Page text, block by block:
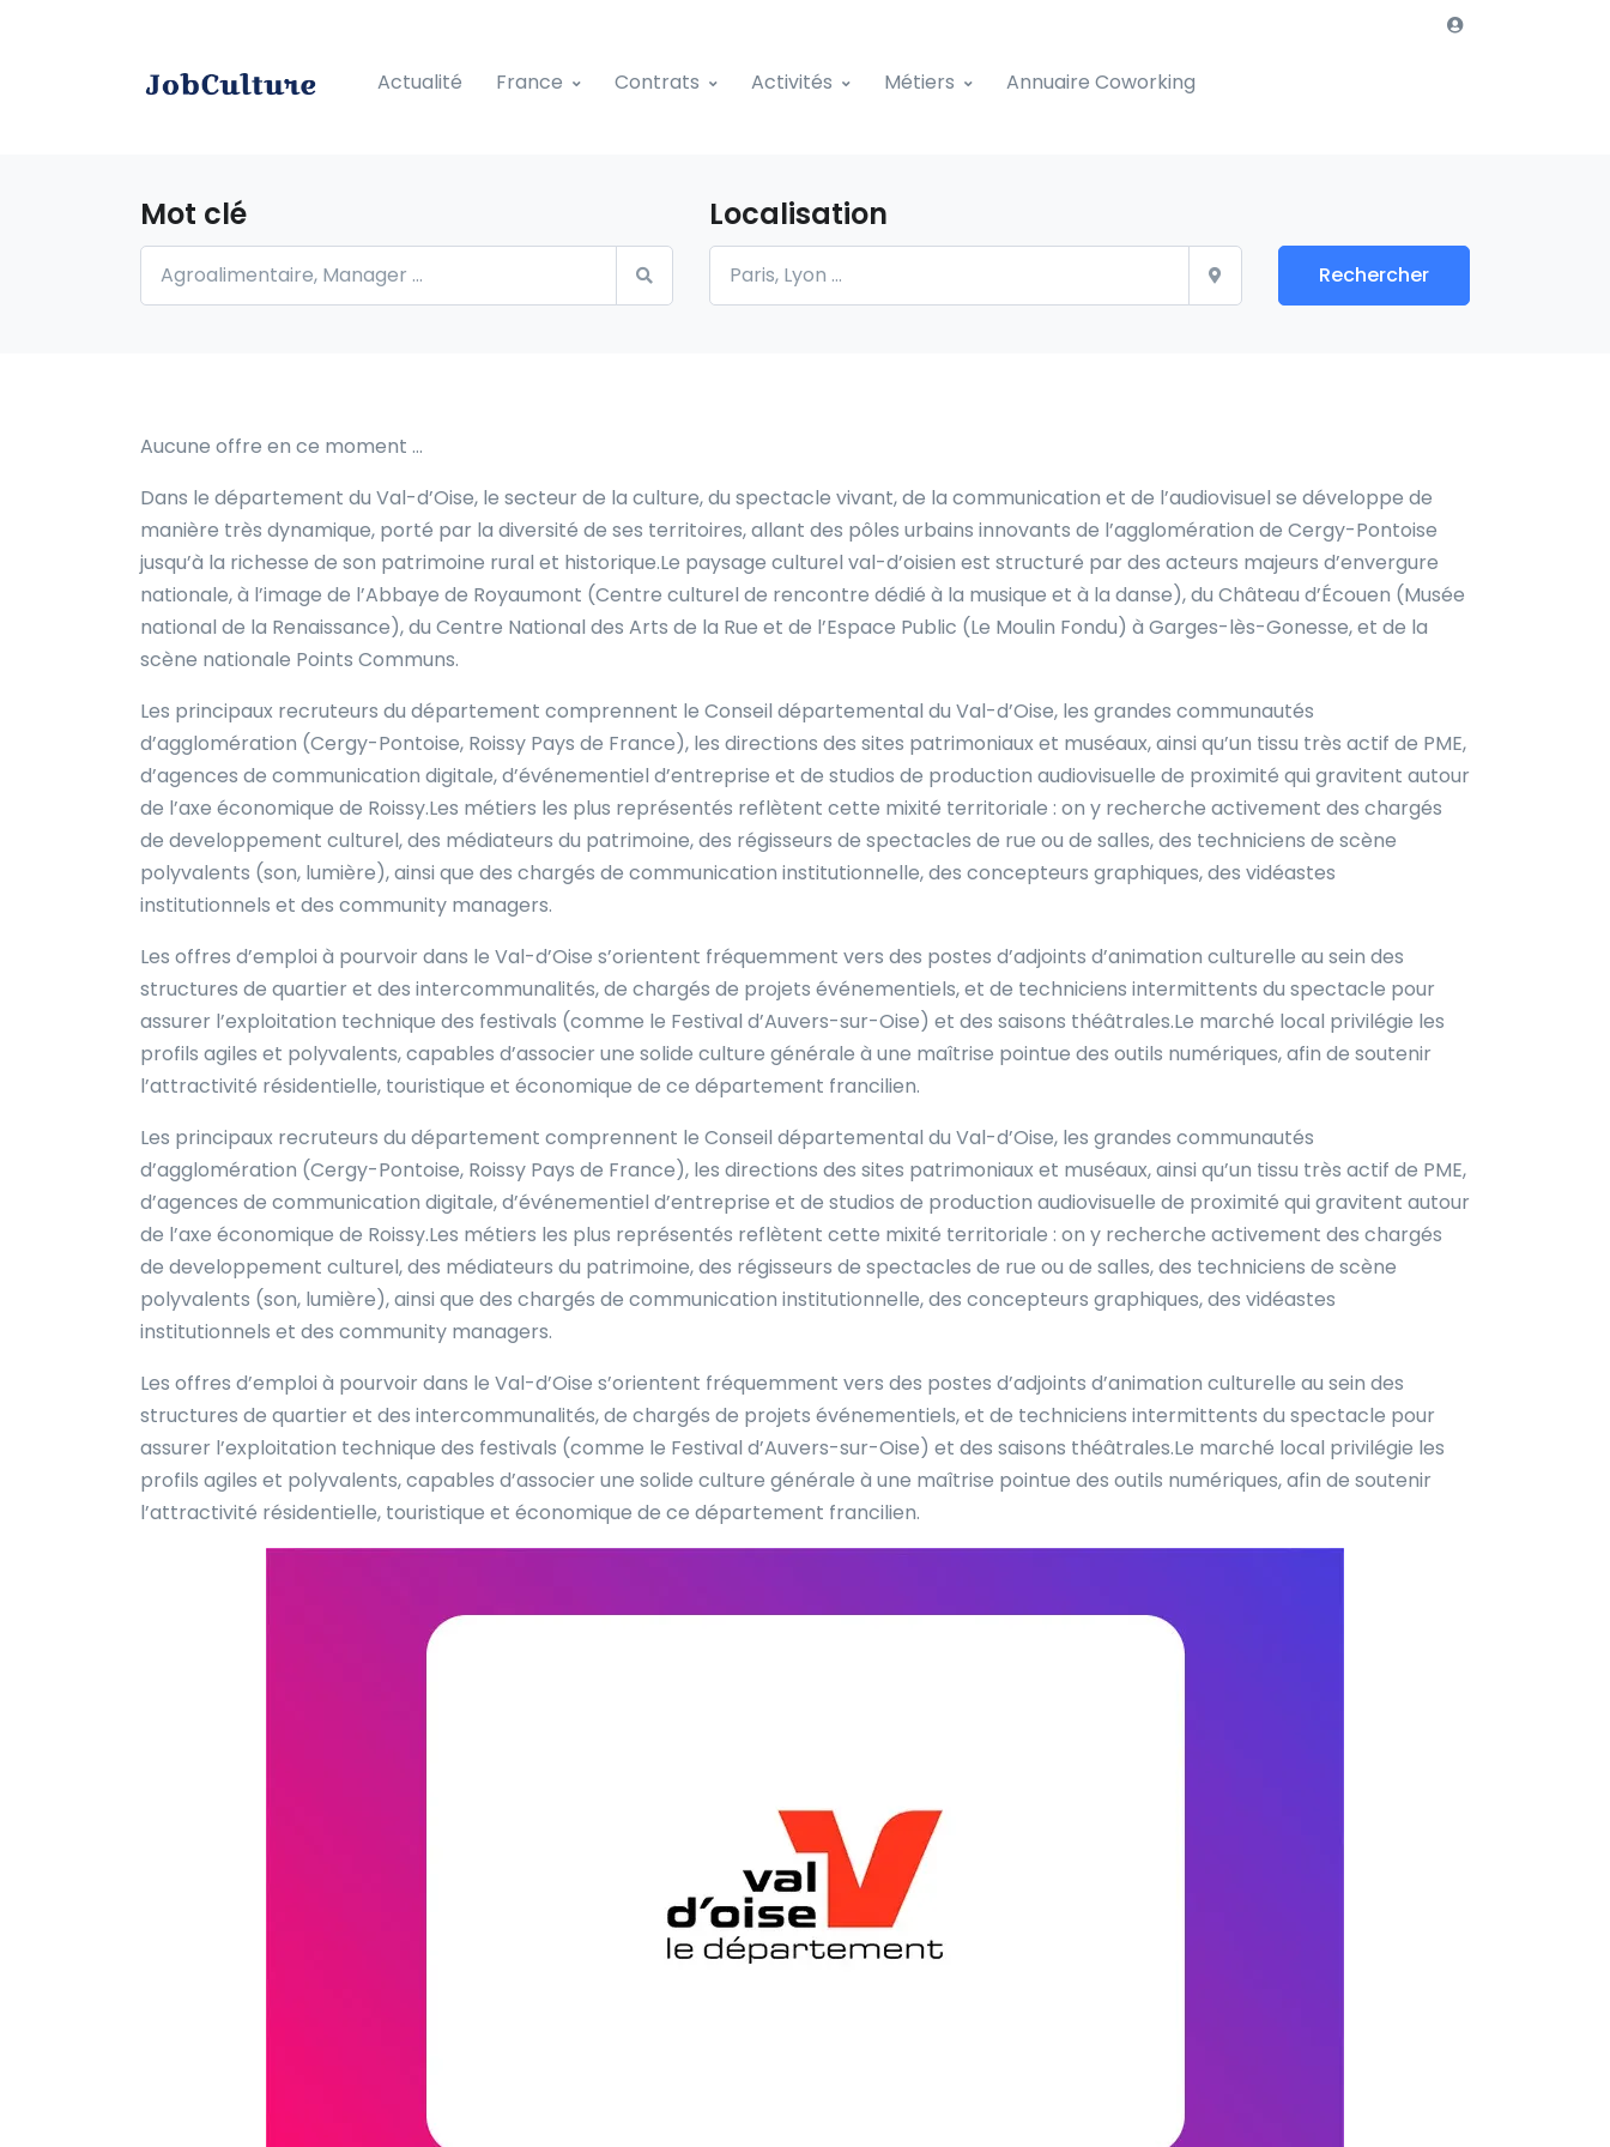
Actualité France Contrats Activités Métiers Annuaire Coworking
Mot clé Localisation
Rechercher
Aucune offre en ce moment …
Dans le département du Val-d’Oise, le secteur de la culture, du spectacle vivant, de la communication et de l’audiovisuel se développe de
manière très dynamique, porté par la diversité de ses territoires, allant des pôles urbains innovants de l’agglomération de Cergy-Pontoise
jusqu’à la richesse de son patrimoine rural et historique.Le paysage culturel val-d’oisien est structuré par des acteurs majeurs d’envergure
nationale, à l’image de l’Abbaye de Royaumont (Centre culturel de rencontre dédié à la musique et à la danse), du Château d’Écouen (Musée
national de la Renaissance), du Centre National des Arts de la Rue et de l’Espace Public (Le Moulin Fondu) à Garges-lès-Gonesse, et de la
scène nationale Points Communs.
Les principaux recruteurs du département comprennent le Conseil départemental du Val-d’Oise, les grandes communautés
d’agglomération (Cergy-Pontoise, Roissy Pays de France), les directions des sites patrimoniaux et muséaux, ainsi qu’un tissu très actif de PME,
d’agences de communication digitale, d’événementiel d’entreprise et de studios de production audiovisuelle de proximité qui gravitent autour
de l’axe économique de Roissy.Les métiers les plus représentés reflètent cette mixité territoriale : on y recherche activement des chargés
de developpement culturel, des médiateurs du patrimoine, des régisseurs de spectacles de rue ou de salles, des techniciens de scène
polyvalents (son, lumière), ainsi que des chargés de communication institutionnelle, des concepteurs graphiques, des vidéastes
institutionnels et des community managers.
Les offres d’emploi à pourvoir dans le Val-d’Oise s’orientent fréquemment vers des postes d’adjoints d’animation culturelle au sein des
structures de quartier et des intercommunalités, de chargés de projets événementiels, et de techniciens intermittents du spectacle pour
assurer l’exploitation technique des festivals (comme le Festival d’Auvers-sur-Oise) et des saisons théâtrales.Le marché local privilégie les
profils agiles et polyvalents, capables d’associer une solide culture générale à une maîtrise pointue des outils numériques, afin de soutenir
l’attractivité résidentielle, touristique et économique de ce département francilien.
Les principaux recruteurs du département comprennent le Conseil départemental du Val-d’Oise, les grandes communautés
d’agglomération (Cergy-Pontoise, Roissy Pays de France), les directions des sites patrimoniaux et muséaux, ainsi qu’un tissu très actif de PME,
d’agences de communication digitale, d’événementiel d’entreprise et de studios de production audiovisuelle de proximité qui gravitent autour
de l’axe économique de Roissy.Les métiers les plus représentés reflètent cette mixité territoriale : on y recherche activement des chargés
de developpement culturel, des médiateurs du patrimoine, des régisseurs de spectacles de rue ou de salles, des techniciens de scène
polyvalents (son, lumière), ainsi que des chargés de communication institutionnelle, des concepteurs graphiques, des vidéastes
institutionnels et des community managers.
Les offres d’emploi à pourvoir dans le Val-d’Oise s’orientent fréquemment vers des postes d’adjoints d’animation culturelle au sein des
structures de quartier et des intercommunalités, de chargés de projets événementiels, et de techniciens intermittents du spectacle pour
assurer l’exploitation technique des festivals (comme le Festival d’Auvers-sur-Oise) et des saisons théâtrales.Le marché local privilégie les
profils agiles et polyvalents, capables d’associer une solide culture générale à une maîtrise pointue des outils numériques, afin de soutenir
l’attractivité résidentielle, touristique et économique de ce département francilien.